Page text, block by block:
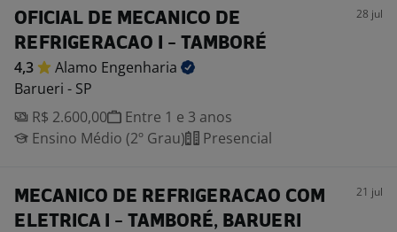
OFICIAL DE MECANICO DE
REFRIGERACAO I - TAMBORÉ
28 jul
4,3 Alamo Engenharia
Barueri - SP
R$ 2.600,00
Entre 1 e 3 anos
Ensino Médio (2º Grau)
Presencial
MECANICO DE REFRIGERACAO COM
ELETRICA I - TAMBORÉ, BARUERI
21 jul